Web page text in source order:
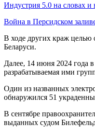
Индустрия 5.0 на словах и
Война в Персидском
В ходе других краж целью
Беларуси.
Далее, 14 июня 2024 года
разрабатываемая ими
Один из названных
обнаружился 51
В сентябре
выданных судом